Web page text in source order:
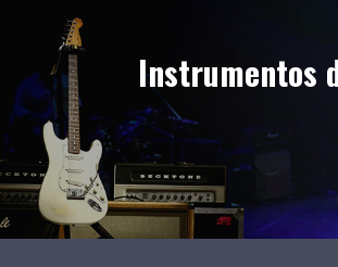
Instrumentos